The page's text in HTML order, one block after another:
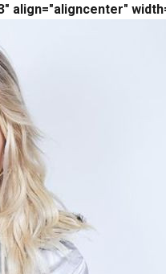
align="aligncenter"